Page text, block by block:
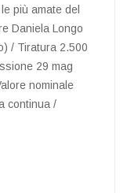
più amate del
Daniela Longo
/ Tiratura 2.500
29 mag
nominale
continua /